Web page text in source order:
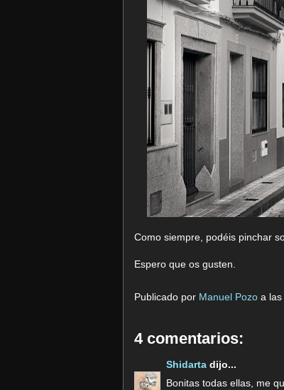
Como siempre, podéis pinchar
Espero que os gusten.
Publicado por Manuel Pozo a las
4 comentarios:
Shidarta dijo...
Bonitas todas ellas, me